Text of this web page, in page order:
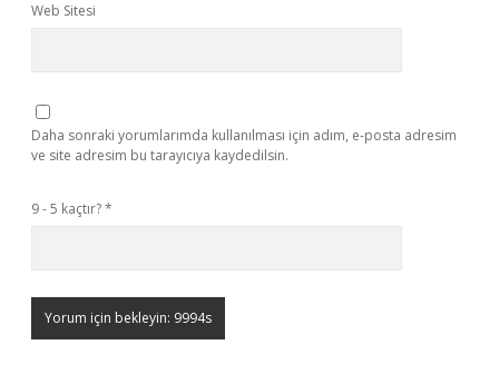
Web Sitesi
Daha sonraki yorumlarımda kullanılması için adım, e-posta adresim
ve site adresim bu tarayıcıya kaydedilsin.
9 - 5 kaçtır?*